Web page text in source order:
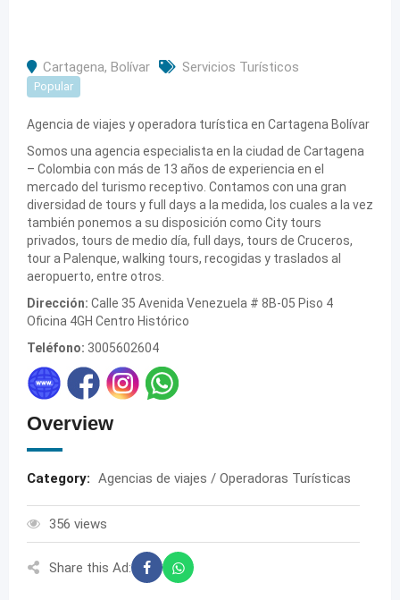
Cartagena, Bolívar Servicios Turísticos
Popular
Agencia de viajes y operadora turística en Cartagena Bolívar
Somos una agencia especialista en la ciudad de Cartagena
– Colombia con más de 13 años de experiencia en el
mercado del turismo receptivo. Contamos con una gran
diversidad de tours y full days a la medida, los cuales a la vez
también ponemos a su disposición como City tours
privados, tours de medio día, full days, tours de Cruceros,
tour a Palenque, walking tours, recogidas y traslados al
aeropuerto, entre otros.
Dirección: Calle 35 Avenida Venezuela # 8B-05 Piso 4
Oficina 4GH Centro Histórico
Teléfono: 3005602604
Overview
Category: Agencias de viajes / Operadoras Turísticas
356 views
Share this Ad: